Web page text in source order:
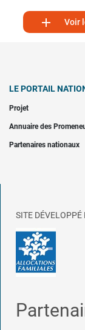
 Voir
LE PORTAIL
Projet
Annuaire des
Partenaires nationaux
SITE